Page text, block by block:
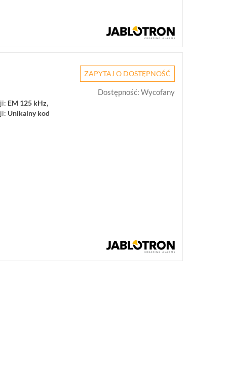
EM 125 kHz,
Unikalny kod
ZAPYTAJ O DOSTĘPNOŚĆ
Dostępność: Wycofany